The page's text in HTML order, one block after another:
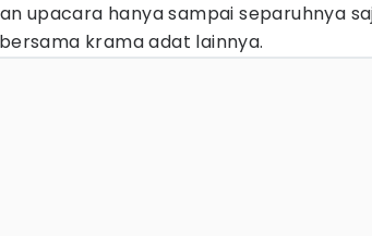
upacara hanya sampai separuhnya
krama adat lainnya.